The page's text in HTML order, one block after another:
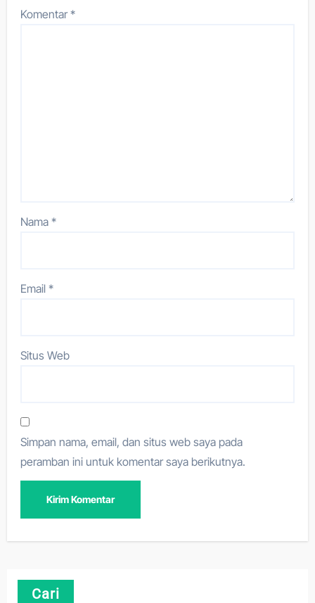
Komentar*
Nama*
Email*
Situs Web
Simpan nama, email, dan situs web saya pada
peramban ini untuk komentar saya berikutnya.
Cari